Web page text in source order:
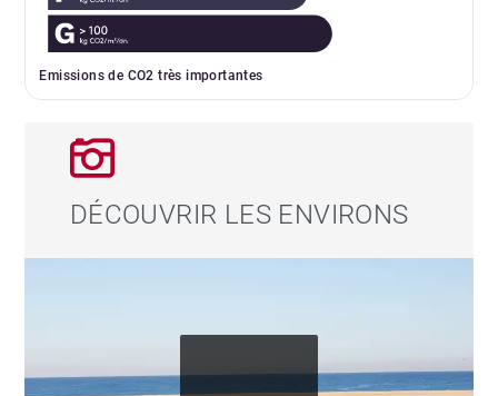
Emissions de CO2 très importantes
DÉCOUVRIR LES ENVIRONS